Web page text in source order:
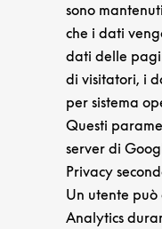
sono mantenuti
che i dati
dati delle
di visitatori, i
per sistema
Questi
server di
Privacy
Un utente
Analytics